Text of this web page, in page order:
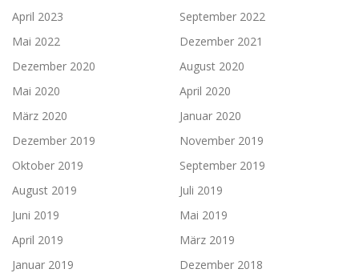
April 2023
September 2022
Mai 2022
Dezember 2021
Dezember 2020
August 2020
Mai 2020
April 2020
März 2020
Januar 2020
Dezember 2019
November 2019
Oktober 2019
September 2019
August 2019
Juli 2019
Juni 2019
Mai 2019
April 2019
März 2019
Januar 2019
Dezember 2018